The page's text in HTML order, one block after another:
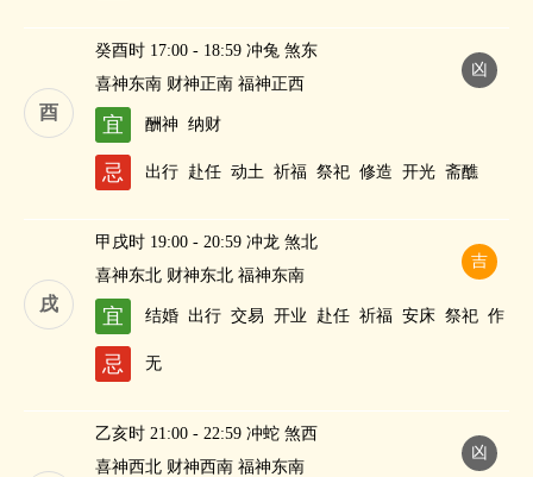
酉
凶
癸酉时 17:00 - 18:59 冲兔 煞东
喜神东南 财神正南 福神正西
宜 酬神 纳财
忌 出行 赴任 动土 祈福 祭祀 修造 开光 斋醮
戌
吉
甲戌时 19:00 - 20:59 冲龙 煞北
喜神东北 财神东北 福神东南
宜 结婚 出行 交易 开业 赴任 祈福 安床 祭祀 作
忌 无
凶
乙亥时 21:00 - 22:59 冲蛇 煞西
喜神西北 财神西南 福神东南